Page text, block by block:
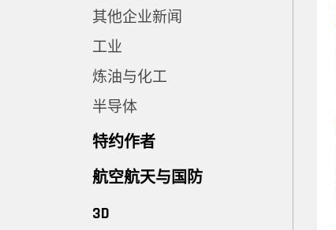
其他企业新闻
工业
炼油与化工
半导体
特约作者
航空航天与国防
3D